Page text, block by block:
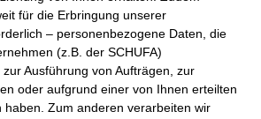
für die Erbringung unserer
– personenbezogene Daten, die
(z.B. der SCHUFA)
Ausführung von Aufträgen, zur
oder aufgrund einer von Ihnen erteilten
haben. Zum anderen verarbeiten wir